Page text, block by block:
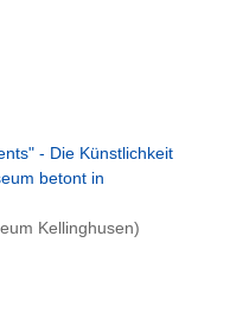
- Die Künstlichkeit
betont in
Kellinghusen)